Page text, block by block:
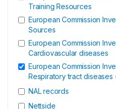
Training Resources
European Commission
Sources
European Commission
Cardiovascular diseases
European Commission
Respiratory tract diseases
NAL records
Nettside